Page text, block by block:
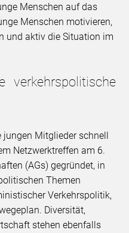
Menschen auf das
Menschen motivieren,
und aktiv die Situation im
verkehrspolitische
jungen Mitglieder schnell
Netzwerktreffen am 6.
(AGs) gegründet, in
Themen
Verkehrspolitik,
Diversität,
stehen ebenfalls